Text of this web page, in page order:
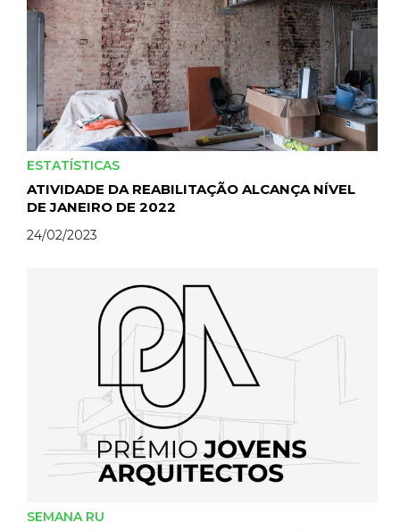
ESTATÍSTICAS
ATIVIDADE DA REABILITAÇÃO ALCANÇA NÍVEL
DE JANEIRO DE 2022
24/02/2023
SEMANA RU